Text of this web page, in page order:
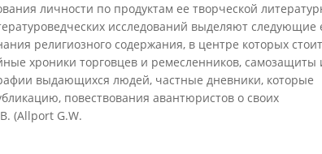
личности по продуктам ее творческой
исследований выделяют следующие
религиозного содержания, в центре которых стоит
хроники торговцев и ремесленников, самозащиты
выдающихся людей, частные дневники, которые
повествования авантюристов о своих
(Allport G.W.